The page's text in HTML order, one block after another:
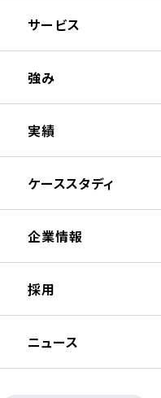
サービス
強み
実績
ケーススタディ
企業情報
採用
ニュース